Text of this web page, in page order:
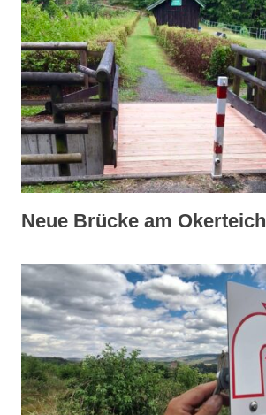
Neue Brücke am Okerteich